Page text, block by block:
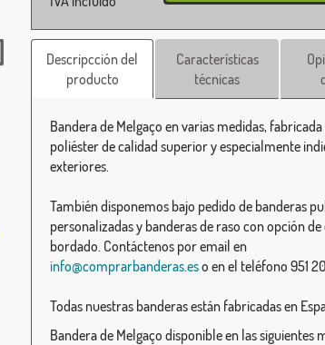
Descripcción del
producto
Características
técnicas
Bandera de Melgaço en varias medidas, fabricada
poliéster de calidad superior y especialmente
exteriores.
También disponemos bajo pedido de banderas
personalizadas y banderas de raso con opción de
bordado. Contáctenos por email en
info@comprarbanderas.eso en el teléfono 951
Todas nuestras banderas están fabricadas en
Bandera de Melgaço disponible en las siguientes